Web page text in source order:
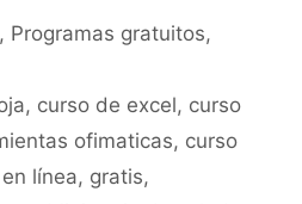
m
ar
tir
, Programas gratuitos,
, curso de excel, curso
ofimaticas, curso
en línea, gratis,